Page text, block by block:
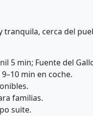
cerca del
5 min; Fuente del
min en coche.
familias.
suite.